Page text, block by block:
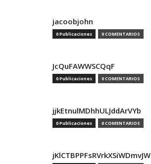
jacoobjohn
0 Publicaciones 0 COMENTARIOS
JcQuFAWWSCQqF
0 Publicaciones 0 COMENTARIOS
jjkEtnulMDhhULJddArVYb
0 Publicaciones 0 COMENTARIOS
jKlCTBPPFsRVrkXSiWDmvJW